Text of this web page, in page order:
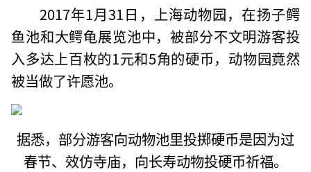
2017年1月31日，上海动物园，在扬子鳄
鱼池和大鳄龟展览池中，被部分不文明游客投
入多达上百枚的1元和5角的硬币，动物园竟然
被当做了许愿池。
据悉，部分游客向动物池里投掷硬币是因为过
春节、效仿寺庙，向长寿动物投硬币祈福。